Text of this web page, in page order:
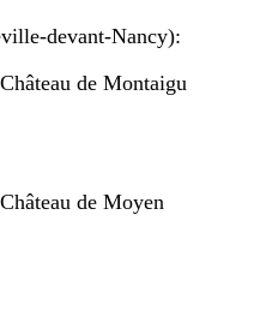
devant-Nancy):